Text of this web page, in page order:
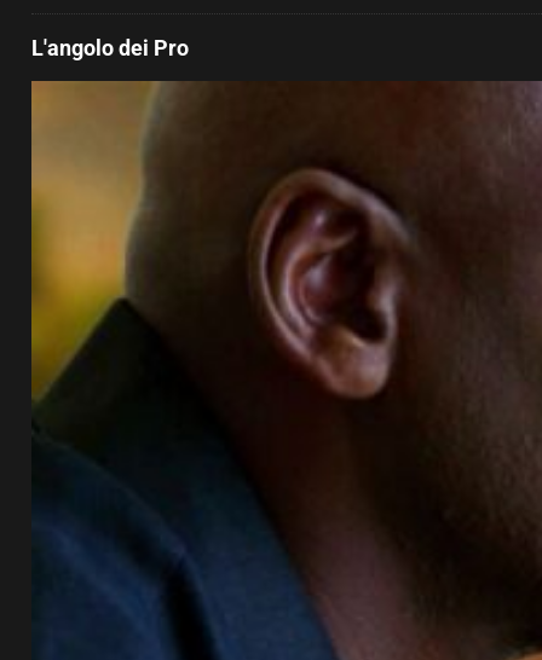
L'angolo dei Pro